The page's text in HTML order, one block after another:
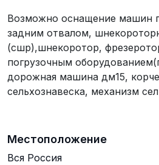
Возможно оснащение машин
задним отвалом,
(сшр),шнекоротор,
погрузочным
дорожная машина дм15,
сельхознавеска, механизм
Местоположение
Вся Россия